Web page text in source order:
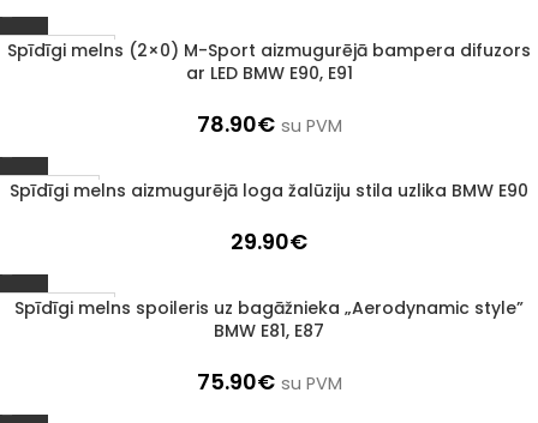
1–3 d. d.
Spīdīgi melns (2×0) M-Sport aizmugurējā bampera difuzors
ar LED BMW E90, E91
78.90€ su PVM
Izpārdots
Spīdīgi melns aizmugurējā loga žalūziju stila uzlika BMW E90
29.90€
1–3 d. d.
Spīdīgi melns spoileris uz bagāžnieka „Aerodynamic style”
BMW E81, E87
75.90€ su PVM